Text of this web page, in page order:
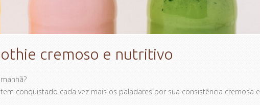
cremoso e nutritivo
conquistado cada vez mais os paladares por sua consistência cremosa e